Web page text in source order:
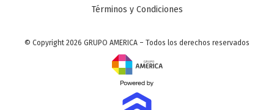
Términos y Condiciones
© Copyright 2026 GRUPO AMERICA – Todos los derechos reservados